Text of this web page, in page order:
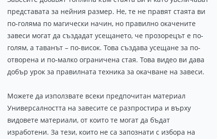
представата за нейния размер. Не, те не правят стаята ви
по-голяма по магически начин, но правилно окачените
завеси могат да създадат усещането, че прозорецът е по-
голям, а таванът – по-висок. Това създава усещане за по-
отворена и по-малко ограничена стая. Това видео ви дава
добър урок за правилната техника за окачване на завеси.
Можете да използвате всеки предпочитан материал
Универсалността на завесите се разпростира и върху
видовете материали, от които те могат да бъдат
изработени. За тези, които не са запознати с избора на